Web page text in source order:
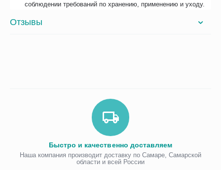
соблюдении требований по хранению, применению и уходу.
Отзывы
Быстро и качественно доставляем
Наша компания производит доставку по Самаре, Самарской
области и всей России